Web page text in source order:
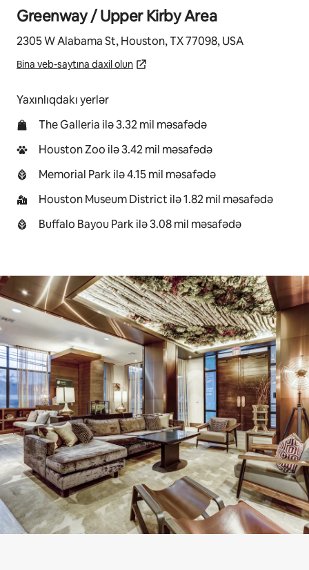
Greenway / Upper Kirby Area
2305 W Alabama St, Houston, TX 77098, USA
Bina veb-saytına daxil olun
Yaxınlıqdakı yerlər
The Galleria ilə 3.32 mil məsafədə
Houston Zoo ilə 3.42 mil məsafədə
Memorial Park ilə 4.15 mil məsafədə
Houston Museum District ilə 1.82 mil məsafədə
Buffalo Bayou Park ilə 3.08 mil məsafədə